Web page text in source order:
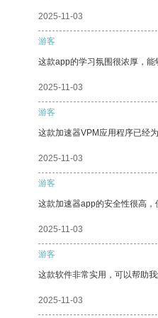
2025-11-03
游客
这款app的学习氛围很浓厚，能
2025-11-03
游客
这款加速器VPM应用程序已经
2025-11-03
游客
这款加速器app的安全性很高，
2025-11-03
游客
这款软件非常实用，可以帮助我
2025-11-03